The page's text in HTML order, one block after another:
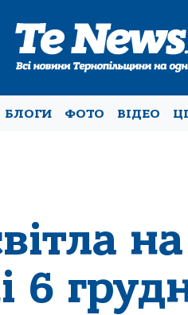
БЛОГИ ФОТО ВІДЕО
на
6